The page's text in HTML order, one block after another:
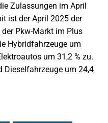
Zulassungen im April
ist der April 2025 der
Pkw-Markt im Plus
Hybridfahrzeuge um
um 31,2 % zu.
Dieselfahrzeuge um 24,4